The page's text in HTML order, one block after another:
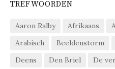
TREFWOORDEN
Aaron Ralby Afrikaans
Arabisch
Beeldenstorm
Deens
Den Briel De